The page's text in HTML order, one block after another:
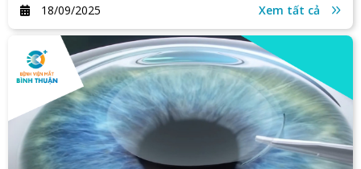
18/09/2025 Xem tất cả